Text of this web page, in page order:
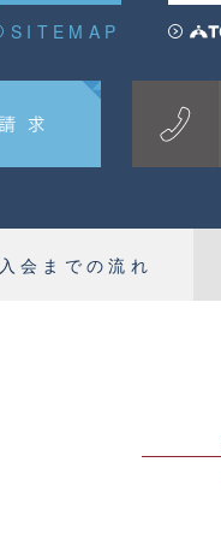
SITEMAP
入会までの流れ